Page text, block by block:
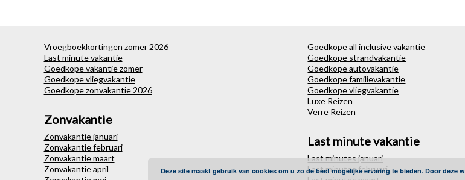
Vroegboekkortingen zomer 2026
Last minute vakantie
Goedkope vakantie zomer
Goedkope vliegvakantie
Goedkope zonvakantie 2026
Zonvakantie
Zonvakantie januari
Zonvakantie februari
Zonvakantie maart
Zonvakantie april
Goedkope all inclusive vakantie
Goedkope strandvakantie
Goedkope autovakantie
Goedkope familievakantie
Goedkope vliegvakantie
Luxe Reizen
Verre Reizen
Last minute vakantie
Last minutes januari
Last minutes februari
Deze site maakt gebruik van cookies om u zo de best mogelijke ervaring te bieden. Door